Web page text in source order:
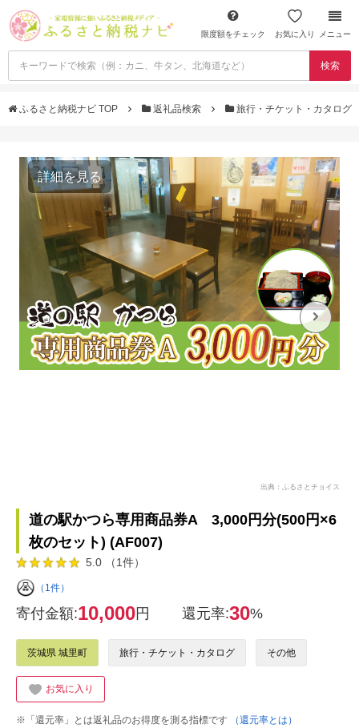
限度額をチェック お気に入り メニュー
検索
ふるさと納税ナビ TOP 返礼品検索 旅行・チケット・カタログ
詳細を見る
出典：ふるさとチョイス
道の駅かつら専用商品券A 3,000円分(500円×6
枚のセット) (AF007)
5.0 （1件）
（1件）
寄付金額:10,000円 還元率:30%
茨城県 城里町 旅行・チケット・カタログ その他
お気に入り
※「還元率」とは返礼品のお得度を測る指標です
（還元率とは）